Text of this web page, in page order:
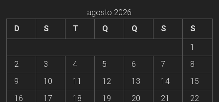
agosto 2026
D
S T Q Q S
S
1
2
3 4 5 6 7
8
9
10 11 12 13 14
15
16
17 18 19 20 21 22